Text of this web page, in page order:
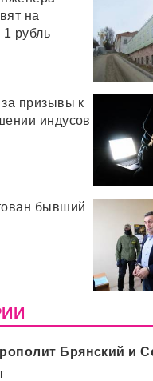
на
рубль
призывы к
индусов
бывший
Брянский и